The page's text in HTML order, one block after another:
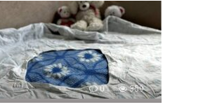
0 359